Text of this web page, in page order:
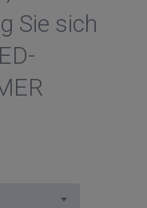
Sie sich